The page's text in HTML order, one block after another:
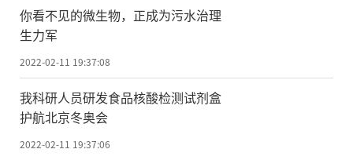
你看不见的微生物，正成为污水治理
生力军
2022-02-11 19:37:08
我科研人员研发食品核酸检测试剂盒
护航北京冬奥会
2022-02-11 19:37:06